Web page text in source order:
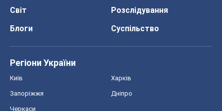
Світ
Розслідування
Блоги
Суспільство
Регіони України
Київ Харків
Запоріжжя Дніпро
Черкаси